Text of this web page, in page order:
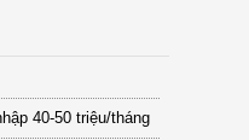
40-50 triệu/tháng